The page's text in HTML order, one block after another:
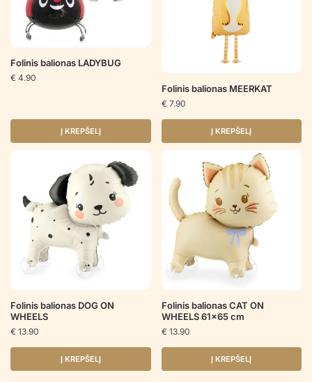
Folinis balionas LADYBUG
€ 4.90
Į KREPŠELĮ
Folinis balionas MEERKAT
€ 7.90
Į KREPŠELĮ
Folinis balionas DOG ON
WHEELS
€ 13.90
Į KREPŠELĮ
Folinis balionas CAT ON
WHEELS 61×65 cm
€ 13.90
Į KREPŠELĮ